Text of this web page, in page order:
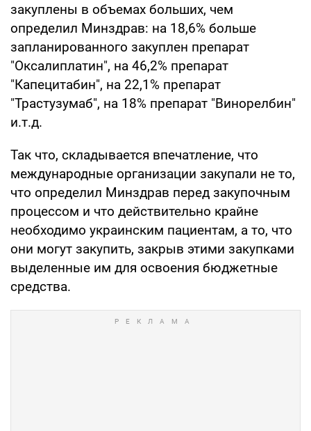
закуплены в объемах больших, чем
определил Минздрав: на 18,6% больше
запланированного закуплен препарат
"Оксалиплатин", на 46,2% препарат
"Капецитабин", на 22,1% препарат
"Трастузумаб", на 18% препарат "Винорелбин"
и.т.д.
Так что, складывается впечатление, что
международные организации закупали не то,
что определил Минздрав перед закупочным
процессом и что действительно крайне
необходимо украинским пациентам, а то, что
они могут закупить, закрыв этими закупками
выделенные им для освоения бюджетные
средства.